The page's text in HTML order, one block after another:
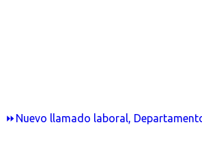
⏩Nuevo llamado laboral,